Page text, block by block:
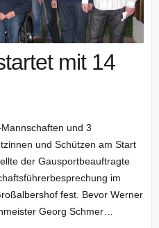
mit 14
und 3
und Schützen am Start
der Gausportbeauftragte
im
fest. Bevor Werner
Georg Schmer…